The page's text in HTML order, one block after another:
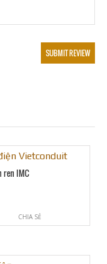
ren IMC
CHIA SẺ